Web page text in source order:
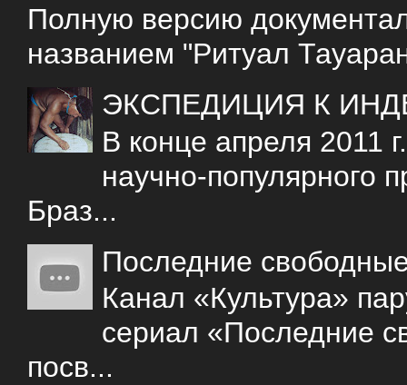
Полную версию
названием "Ритуал
ЭКСПЕДИЦИЯ К
В конце апреля 2011
научно-популярного
Браз...
Последние
Канал «Культура»
сериал «Последние
посв...